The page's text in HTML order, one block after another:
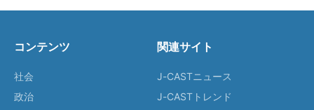
コンテンツ
社会
政治
関連サイト
J-CASTニュース
J-CASTトレンド